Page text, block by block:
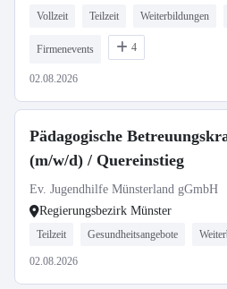
Vollzeit Teilzeit Weiterbildungen
Firmenevents 4
02.08.2026
Pädagogische
(m/w/d) / Quereinstieg
Ev. Jugendhilfe Münsterland gGmbH
Regierungsbezirk Münster
Teilzeit Gesundheitsangebote
02.08.2026